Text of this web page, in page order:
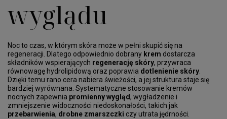
wyglądu
Noc to czas, w którym skóra może w pełni skupić się na
regeneracji. Dlatego odpowiednio dobrany krem dostarcza
składników wspierających regenerację skóry, przywraca
równowagę hydrolipidową oraz poprawia dotlenienie skóry
Dzięki temu rano cera nabiera świeżości, a jej struktura staje się
bardziej wyrównana. Systematyczne stosowanie kremów
nocnych zapewnia promienny wygląd, wygładzenie i
zmniejszenie widoczności niedoskonałości, takich jak
przebarwienia, drobne zmarszczki czy utrata jędrności.